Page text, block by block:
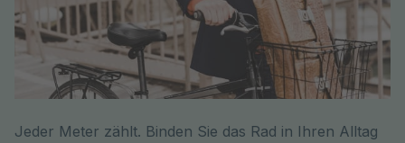
Jeder Meter zählt. Binden Sie das Rad in Ihren Alltag